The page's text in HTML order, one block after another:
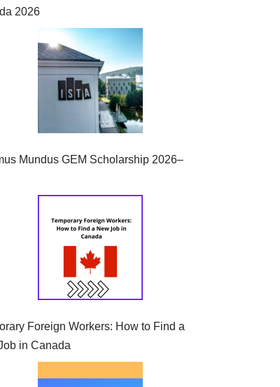
2026
Mundus GEM Scholarship 2026–
Foreign Workers: How to Find a
in Canada